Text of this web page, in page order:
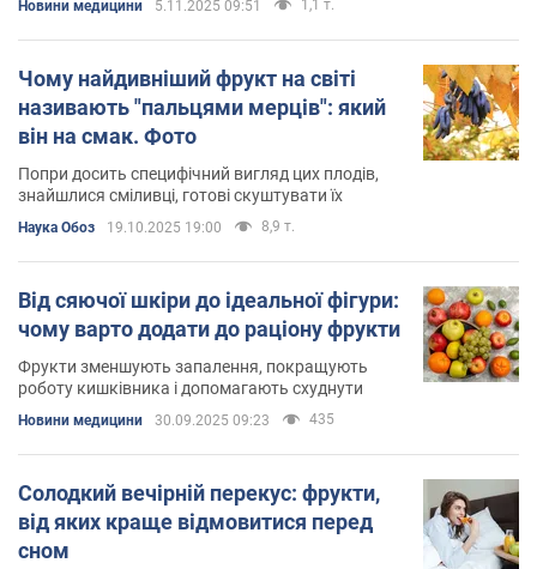
Новини медицини 5.11.2025 09:51 1,1 т.
Чому найдивніший фрукт на світі
називають "пальцями мерців": який
він на смак. Фото
Попри досить специфічний вигляд цих плодів,
знайшлися сміливці, готові скуштувати їх
Наука Обоз 19.10.2025 19:00 8,9 т.
Від сяючої шкіри до ідеальної фігури:
чому варто додати до раціону фрукти
Фрукти зменшують запалення, покращують
роботу кишківника і допомагають схуднути
Новини медицини 30.09.2025 09:23 435
Солодкий вечірній перекус: фрукти,
від яких краще відмовитися перед
сном